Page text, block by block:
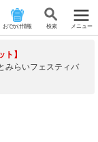
おでかけ情報 検 索 メニュー
ト】
みらいフェスティバ